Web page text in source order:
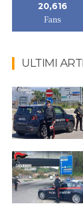
20,616
Fans
ULTIMI